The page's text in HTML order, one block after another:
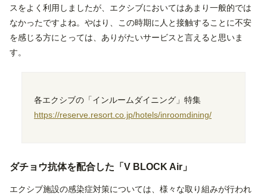
スをよく利用しましたが、エクシブにおいてはあまり一般的では
なかったですよね。やはり、この時期に人と接触することに不安
を感じる方にとっては、ありがたいサービスと言えると思いま
す。
各エクシブの「インルームダイニング」特集
https://reserve.resort.co.jp/hotels/inroomdining/
ダチョウ抗体を配合した「V BLOCK Air」
エクシブ施設の感染症対策については、様々な取り組みが行われ